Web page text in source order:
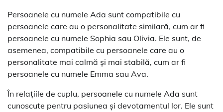
Persoanele cu numele Ada sunt compatibile cu
persoanele care au o personalitate similară, cum ar fi
persoanele cu numele Sophia sau Olivia. Ele sunt, de
asemenea, compatibile cu persoanele care au o
personalitate mai calmă și mai stabilă, cum ar fi
persoanele cu numele Emma sau Ava.
În relațiile de cuplu, persoanele cu numele Ada sunt
cunoscute pentru pasiunea și devotamentul lor. Ele sunt